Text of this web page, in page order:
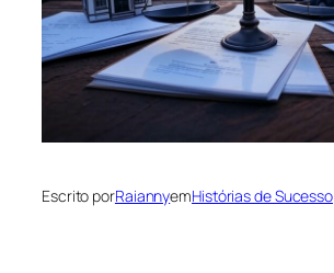
Escrito porRaiannyemHistórias de Sucesso